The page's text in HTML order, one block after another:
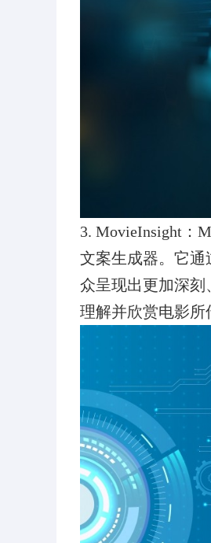
3. MovieInsight：
文案生成器。它
众呈现出更加深刻
理解并欣赏电影所